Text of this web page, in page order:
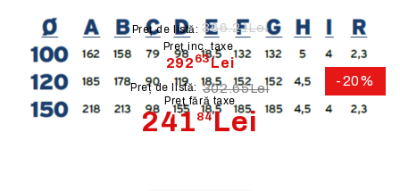
-20%
Preţ fără taxe
241 84Lei
Preţ inc. taxe
292 63Lei
Preț de listă: 366.21Lei
Preț de listă: 302.65Lei